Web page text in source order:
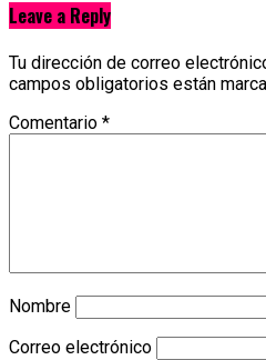
Leave a Reply
Tu dirección de correo
campos obligatorios están
Comentario *
Nombre
Correo electrónico